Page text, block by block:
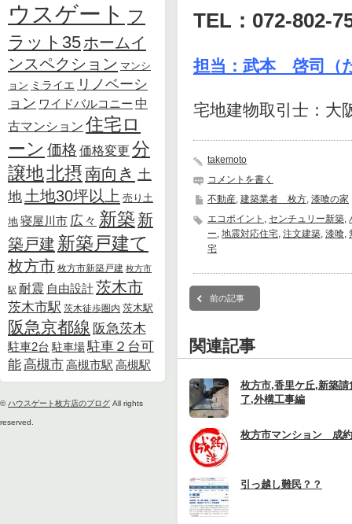
ウスゲート フ
ラット35ホームイ
ンスペクション マンシ
ョン ミライエ リノベーシ
ョン ワイドバルコニー 中
古マンション 住宅ロ
ーン 価格 価格変更 分
譲地北摂南向き 土
地 土地30坪以上 売り土
地 寝屋川市 広々 新築 新
築戸建 新築戸建て
枚方市 枚方市新築戸建 枚方市
駅 耐震 自由設計茨木市
茨木市駅 茨木徒歩圏内 茨木駅
阪急京都線 阪急茨木
駐車2台 駐車場駐車２台可
能高槻市高槻市駅 高槻駅
©ハウスゲート枚方店のブログ All rights
reserved.
TEL：072-802-
担当：武本 啓司（
宅地建物取引士：大
takemoto
コメントを書く
不動産, 建築業者 枚方, 漆喰の家
エコポイント , センチュリー新築,
ー, 地震対応住宅, 注文建築, 漆喰,
宅
前の記事
関連記事
枚方市,香里ケ丘,新築請
了,外構工事編
枚方市マンション 成
引っ越し難民？？